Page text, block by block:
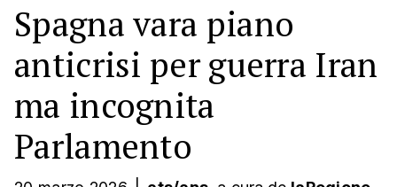
Spagna vara piano
anticrisi per guerra Iran
ma incognita
Parlamento